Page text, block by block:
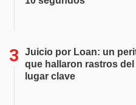
Juicio por Loan: un
que hallaron rastros del
lugar clave